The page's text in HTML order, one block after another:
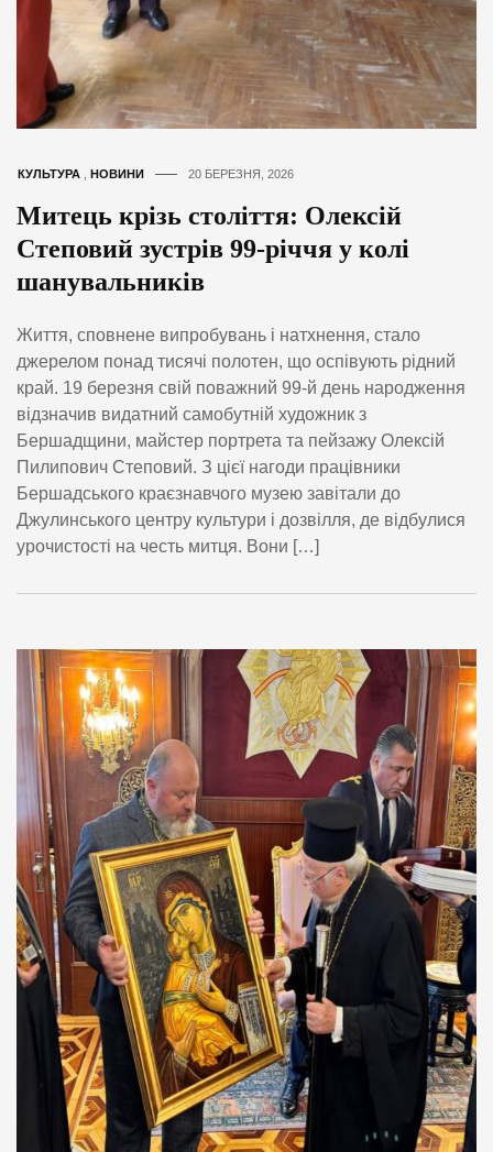
КУЛЬТУРА НОВИНИ 20 БЕРЕЗНЯ, 2026
Митець крізь століття: Олексій
Степовий зустрів 99-річчя у колі
шанувальників
Життя, сповнене випробувань і натхнення, стало
джерелом понад тисячі полотен, що оспівують рідний
край. 19 березня свій поважний 99-й день народження
відзначив видатний самобутній художник з
Бершадщини, майстер портрета та пейзажу Олексій
Пилипович Степовий. З цієї нагоди працівники
Бершадського краєзнавчого музею завітали до
Джулинського центру культури і дозвілля, де відбулися
урочистості на честь митця. Вони […]